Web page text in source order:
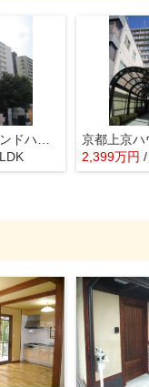
京都上京ハ
2,399万円